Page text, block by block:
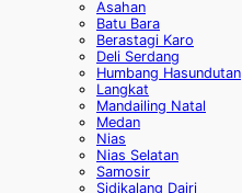
Asahan
Batu Bara
Berastagi Karo
Deli Serdang
Humbang Hasundutan
Langkat
Mandailing Natal
Medan
Nias
Nias Selatan
Samosir
Sidikalang Dairi